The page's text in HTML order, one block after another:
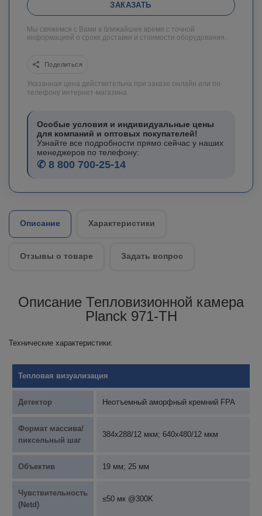
ЗАКАЗАТЬ
Мы свяжемся с Вами в ближайшее время с точной
информацией о сроке доставки и стоимости оборудования.
Поделиться
Указанная цена действительна при заказе онлайн или по
телефону интернет-магазина.
Особые условия и индивидуальные цены
для компаний и оптовых покупателей!
Узнайте все подробности прямо сейчас у наших
менеджеров по телефону:
✆ 8 800 700-25-14
Описание Характеристики
Отзывы о товаре Задать вопрос
Описание Тепловизионной камера
Planck 971-TH
Технические характеристики:
Тепловая визуализация
Детектор Неотъемный аморфный кремний FPA
Формат массива/
пиксельный шаг
384x288/12 мкм; 640x480/12 мкм
Объектив 19 мм; 25 мм
Чувствительность
(Netd)
≤50 мк @300K